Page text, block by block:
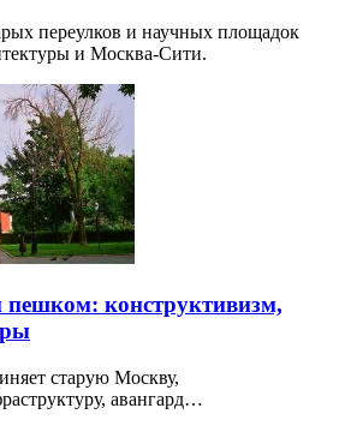
переулков и научных площадок
и Москва-Сити.
конструктивизм,
старую Москву,
авангард…